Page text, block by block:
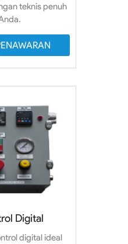
teknis penuh
Digital
digital ideal